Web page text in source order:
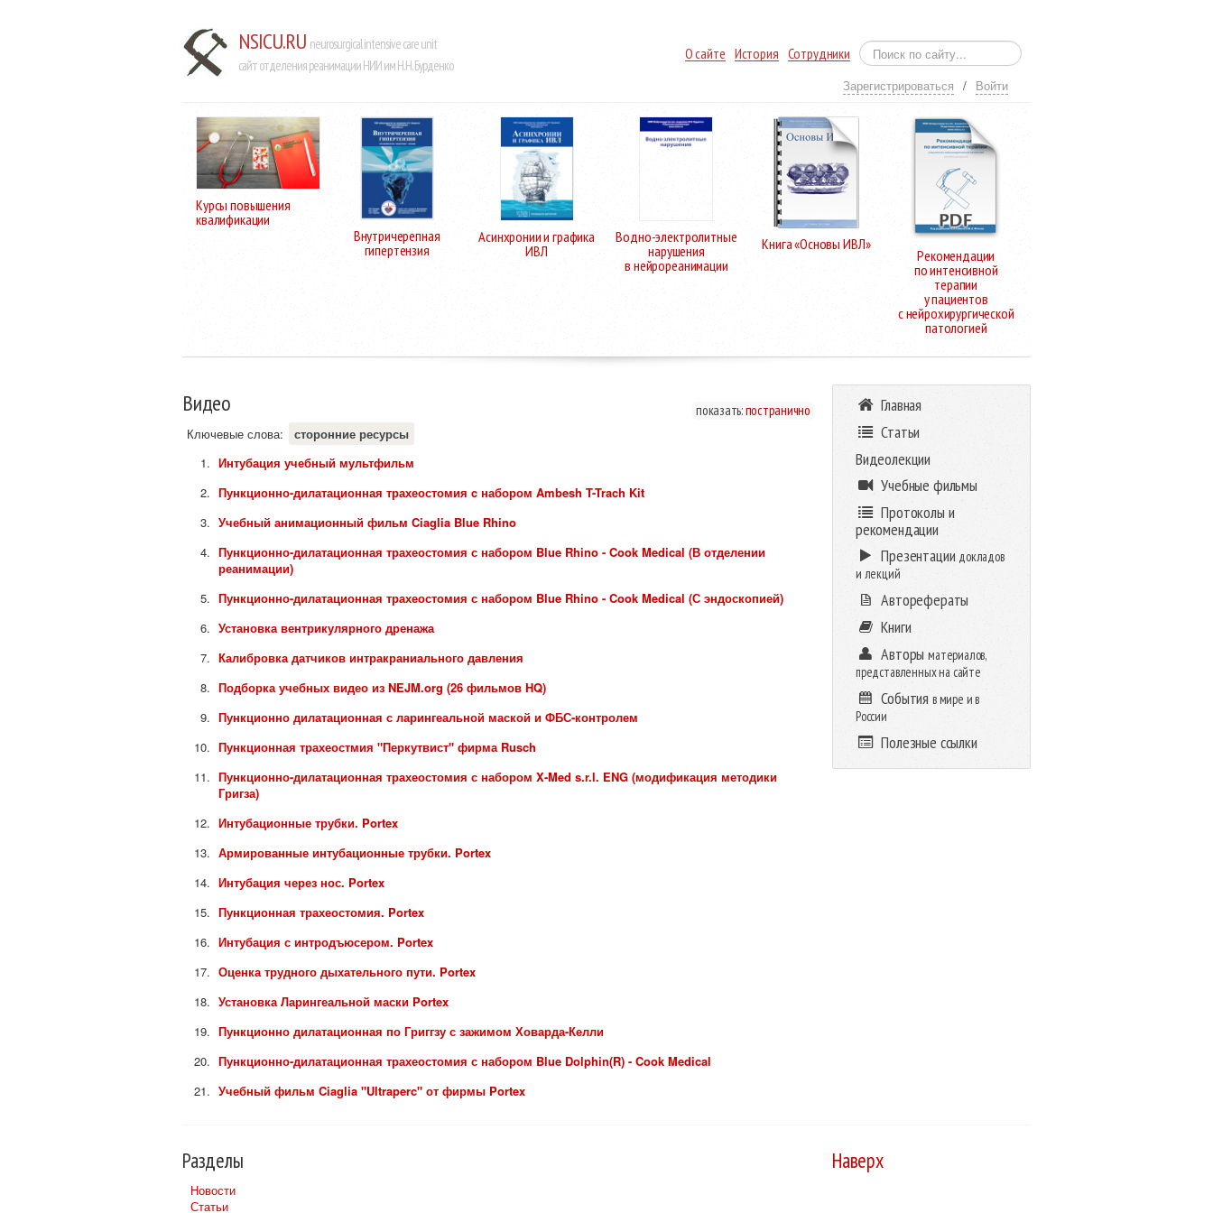
NSICU.RU neurosurgical intensive care unit
сайт отделения реанимации НИИ им Н.Н. Бурденко
О сайте История Сотрудники
Зарегистрироваться / Войти
Курсы повышения
квалификации
Внутричерепная
гипертензия
Асинхронии и графика
ИВЛ
Водно-электролитные
нарушения
в нейрореанимации
Книга «Основы ИВЛ»
Рекомендации
по интенсивной
терапии
у пациентов
с нейрохирургической
патологией
Видео показать:постранично
Ключевые слова:
сторонние ресурсы
Интубация учебный мультфильм
Пункционно-дилатационная трахеостомия c набором Ambesh T-Trach Kit
Учебный анимационный фильм Ciaglia Blue Rhino
Пункционно-дилатационная трахеостомия с набором Blue Rhino - Cook Medical (В отделении
реанимации)
Пункционно-дилатационная трахеостомия с набором Blue Rhino - Cook Medical (С эндоскопией)
Установка вентрикулярного дренажа
Калибровка датчиков интракраниального давления
Подборка учебных видео из NEJM.org (26 фильмов HQ)
Пункционно дилатационная с ларингеальной маской и ФБС-контролем
Пункционная трахеостмия "Перкутвист" фирма Rusch
Пункционно-дилатационная трахеостомия с набором X-Med s.r.l. ENG (модификация методики
Григза)
Интубационные трубки. Portex
Армированные интубационные трубки. Portex
Интубация через нос. Portex
Пункционная трахеостомия. Portex
Интубация с интродъюсером. Portex
Оценка трудного дыхательного пути. Portex
Установка Ларингеальной маски Portex
Пункционно дилатационная по Григгзу с зажимом Ховарда-Келли
Пункционно-дилатационная трахеостомия с набором Blue Dolphin(R) - Cook Medical
Учебный фильм Ciaglia "Ultraperc" от фирмы Portex
Главная
Статьи
Видеолекции
Учебные фильмы
Протоколы и
рекомендации
Презентации докладов
и лекций
Авторефераты
Книги
Авторыматериалов,
представленных на сайте
События в мире и в
России
Полезные ссылки
Разделы
Новости
Статьи
Наверх